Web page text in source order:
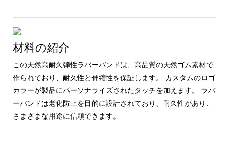
材料の紹介
この天然高耐久弾性ラバーバンドは、高品質の天然ゴム素材で
作られており、耐久性と伸縮性を保証します。 カスタムのロゴ
カラーが製品にパーソナライズされたタッチを加えます。 ラバ
ーバンドは老化防止を目的に設計されており、耐久性があり、
さまざまな用途に信頼できます。